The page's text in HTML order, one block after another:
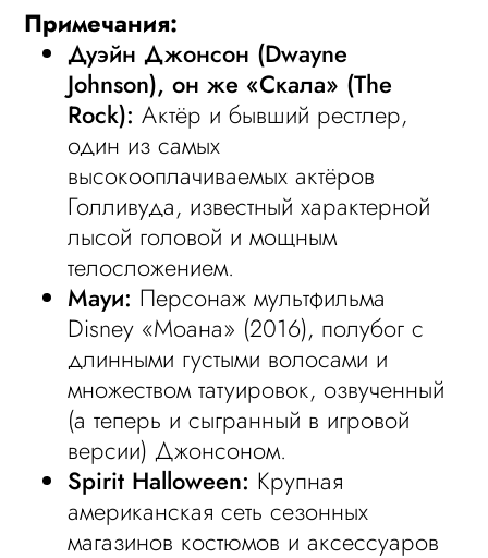
Примечания:
Дуэйн Джонсон (Dwayne
Johnson), он же «Скала» (The
Rock): Актёр и бывший рестлер,
один из самых
высокооплачиваемых актёров
Голливуда, известный характерной
лысой головой и мощным
телосложением.
Мауи: Персонаж мультфильма
Disney «Моана» (2016), полубог с
длинными густыми волосами и
множеством татуировок, озвученный
(а теперь и сыгранный в игровой
версии) Джонсоном.
Spirit Halloween: Крупная
американская сеть сезонных
магазинов костюмов и аксессуаров